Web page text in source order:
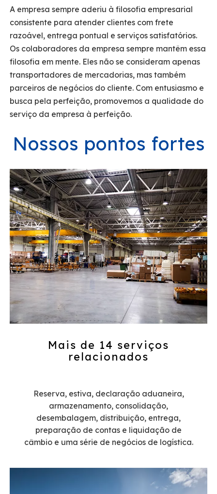
A empresa sempre aderiu à filosofia empresarial
consistente para atender clientes com frete
razoável, entrega pontual e serviços satisfatórios.
Os colaboradores da empresa sempre mantêm essa
filosofia em mente. Eles não se consideram apenas
transportadores de mercadorias, mas também
parceiros de negócios do cliente. Com entusiasmo e
busca pela perfeição, promovemos a qualidade do
serviço da empresa à perfeição.
Nossos pontos fortes
Mais de 14 serviços
relacionados​​​​​​​
Reserva, estiva, declaração aduaneira,
armazenamento, consolidação,
desembalagem, distribuição, entrega,
preparação de contas e liquidação de
câmbio e uma série de negócios de logística.